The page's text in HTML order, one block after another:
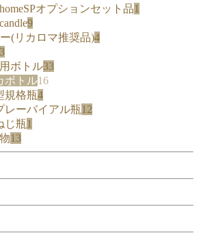
オプションセット品1
9
(リカロマ推奨品)4
3
ボトル33
ボトル16
規格瓶4
レーバイアル瓶12
じ瓶1
13